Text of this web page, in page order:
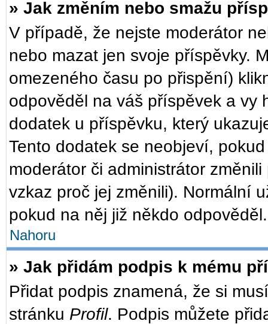
» Jak změním nebo smažu
V případě, že nejste moderátor
nebo mazat jen svoje příspěvky.
omezeného času po přispění)
odpověděl na váš příspěvek a vy
dodatek u příspěvku, který
Tento dodatek se neobjeví,
moderátor či administrátor
vzkaz proč jej změnili). Normální
pokud na něj již někdo odpověděl.
Nahoru
» Jak přidám podpis k mému
Přidat podpis znamená, že si
stránku Profil. Podpis můžete